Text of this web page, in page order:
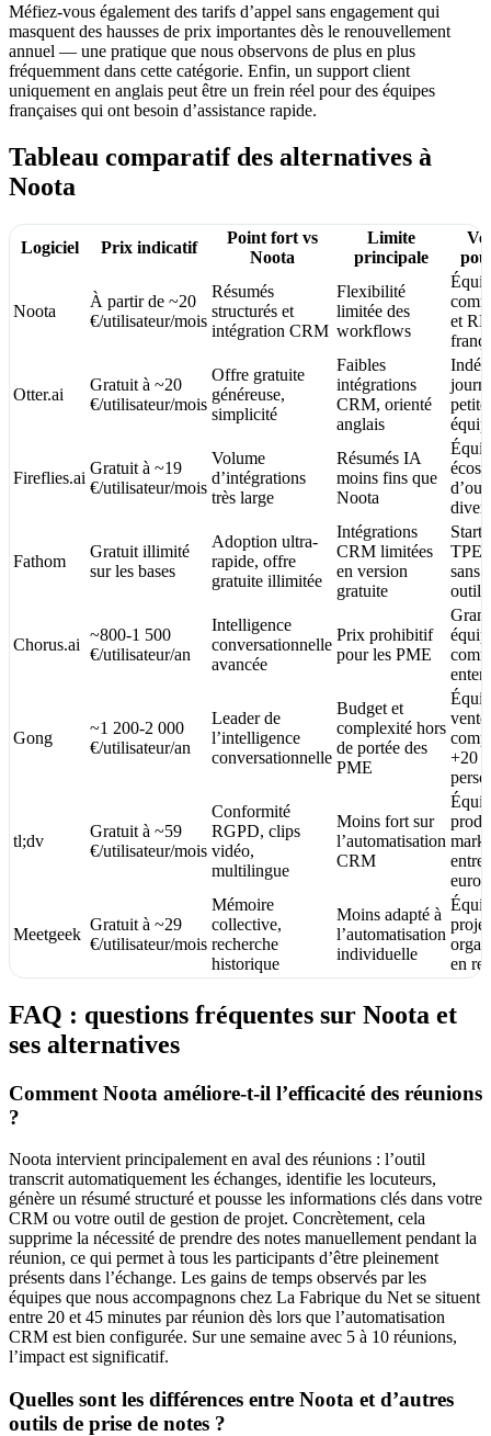
Méfiez-vous également des tarifs d’appel sans engagement qui
masquent des hausses de prix importantes dès le renouvellement
annuel — une pratique que nous observons de plus en plus
fréquemment dans cette catégorie. Enfin, un support client
uniquement en anglais peut être un frein réel pour des équipes
françaises qui ont besoin d’assistance rapide.
Tableau comparatif des alternatives à
Noota
Logiciel Prix indicatif
Point fort vs
Noota
Limite
principale
Noota
À partir de ~20
€/utilisateur/mois
Résumés
structurés et
intégration CRM
Flexibilité
limitée des
workflows
et RH
Otter.ai
Gratuit à ~20
€/utilisateur/mois
Offre gratuite
généreuse,
simplicité
Faibles
intégrations
CRM, orienté
anglais
Fireflies.ai
Gratuit à ~19
€/utilisateur/mois
Volume
d’intégrations
très large
Résumés IA
moins fins que
Noota
Fathom
Gratuit illimité
sur les bases
Adoption ultra-
rapide, offre
gratuite illimitée
Intégrations
CRM limitées
en version
gratuite
TPE,
sans
outil
Chorus.ai
~800-1 500
€/utilisateur/an
Intelligence
conversationnelle
avancée
Prix prohibitif
pour les PME
Gong
~1 200-2 000
€/utilisateur/an
Leader de
l’intelligence
conversationnelle
Budget et
complexité hors
de portée des
PME
+20
tl;dv
Gratuit à ~59
€/utilisateur/mois
Conformité
RGPD, clips
vidéo,
multilingue
Moins fort sur
l’automatisation
CRM
Meetgeek
Gratuit à ~29
€/utilisateur/mois
Mémoire
collective,
recherche
historique
Moins adapté à
l’automatisation
individuelle
en
FAQ : questions fréquentes sur Noota et
ses alternatives
Comment Noota améliore-t-il l’efficacité des réunions
?
Noota intervient principalement en aval des réunions : l’outil
transcrit automatiquement les échanges, identifie les locuteurs,
génère un résumé structuré et pousse les informations clés dans votre
CRM ou votre outil de gestion de projet. Concrètement, cela
supprime la nécessité de prendre des notes manuellement pendant la
réunion, ce qui permet à tous les participants d’être pleinement
présents dans l’échange. Les gains de temps observés par les
équipes que nous accompagnons chez La Fabrique du Net se situent
entre 20 et 45 minutes par réunion dès lors que l’automatisation
CRM est bien configurée. Sur une semaine avec 5 à 10 réunions,
l’impact est significatif.
Quelles sont les différences entre Noota et d’autres
outils de prise de notes ?